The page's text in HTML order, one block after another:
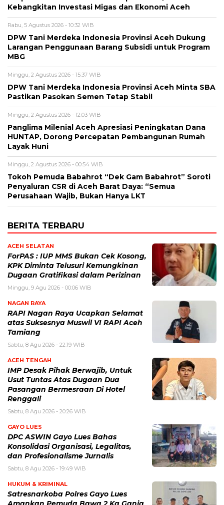
Kebangkitan Investasi Migas dan Ekonomi Aceh
Rabu, 5 Agustus 2026 - 10:32 WIB
DPW Tani Merdeka Indonesia Provinsi Aceh Dukung
Larangan Penggunaan Barang Subsidi untuk Program
MBG
Minggu, 2 Agustus 2026 - 15:37 WIB
DPW Tani Merdeka Indonesia Provinsi Aceh Minta SBA
Pastikan Pasokan Semen Tetap Stabil
Minggu, 2 Agustus 2026 - 12:03 WIB
Panglima Milenial Aceh Apresiasi Peningkatan Dana
HUNTAP, Dorong Percepatan Pembangunan Rumah
Layak Huni
Minggu, 2 Agustus 2026 - 00:54 WIB
Tokoh Pemuda Babahrot “Dek Gam Babahrot” Soroti
Penyaluran CSR di Aceh Barat Daya: “Semua
Perusahaan Wajib, Bukan Hanya LKT
BERITA TERBARU
ACEH SELATAN
ForPAS : IUP MMS Bukan Cek Kosong,
KPK Diminta Telusuri Kemungkinan
Dugaan Gratifikasi dalam Perizinan
Minggu, 9 Agu 2026 - 00:06 WIB
NAGAN RAYA
RAPI Nagan Raya Ucapkan Selamat
atas Suksesnya Muswil VI RAPI Aceh
Tamiang
Sabtu, 8 Agu 2026 - 22:19 WIB
ACEH TENGAH
IMP Desak Pihak Berwajib, Untuk
Usut Tuntas Atas Dugaan Dua
Pasangan Bermesraan Di Hotel
Renggali
Sabtu, 8 Agu 2026 - 20:26 WIB
GAYO LUES
DPC ASWIN Gayo Lues Bahas
Konsolidasi Organisasi, Legalitas,
dan Profesionalisme Jurnalis
Sabtu, 8 Agu 2026 - 19:49 WIB
HUKUM & KRIMINAL
Satresnarkoba Polres Gayo Lues
Amankan Pemuda Bawa 2 Kg Ganja